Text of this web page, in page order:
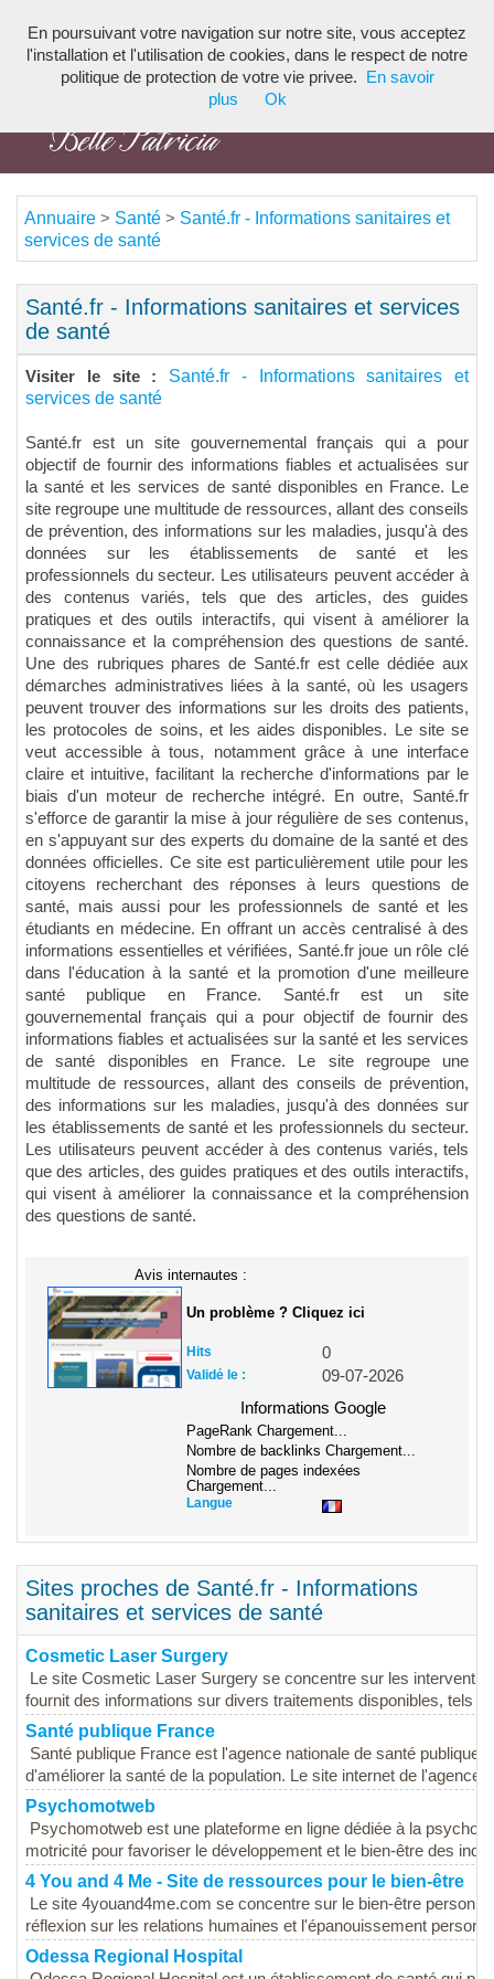
Annuaire > Santé > Santé.fr - Informations sanitaires et
services de santé
Santé.fr - Informations sanitaires et services
de santé
Visiter le site : Santé.fr - Informations sanitaires et
services de santé
Santé.fr est un site gouvernemental français qui a pour
objectif de fournir des informations fiables et actualisées sur
la santé et les services de santé disponibles en France. Le
site regroupe une multitude de ressources, allant des conseils
de prévention, des informations sur les maladies, jusqu'à des
données sur les établissements de santé et les
professionnels du secteur. Les utilisateurs peuvent accéder à
des contenus variés, tels que des articles, des guides
pratiques et des outils interactifs, qui visent à améliorer la
connaissance et la compréhension des questions de santé.
Une des rubriques phares de Santé.fr est celle dédiée aux
démarches administratives liées à la santé, où les usagers
peuvent trouver des informations sur les droits des patients,
les protocoles de soins, et les aides disponibles. Le site se
veut accessible à tous, notamment grâce à une interface
claire et intuitive, facilitant la recherche d'informations par le
biais d'un moteur de recherche intégré. En outre, Santé.fr
s'efforce de garantir la mise à jour régulière de ses contenus,
en s'appuyant sur des experts du domaine de la santé et des
données officielles. Ce site est particulièrement utile pour les
citoyens recherchant des réponses à leurs questions de
santé, mais aussi pour les professionnels de santé et les
étudiants en médecine. En offrant un accès centralisé à des
informations essentielles et vérifiées, Santé.fr joue un rôle clé
dans l'éducation à la santé et la promotion d'une meilleure
santé publique en France. Santé.fr est un site
gouvernemental français qui a pour objectif de fournir des
informations fiables et actualisées sur la santé et les services
de santé disponibles en France. Le site regroupe une
multitude de ressources, allant des conseils de prévention,
des informations sur les maladies, jusqu'à des données sur
les établissements de santé et les professionnels du secteur.
Les utilisateurs peuvent accéder à des contenus variés, tels
que des articles, des guides pratiques et des outils interactifs,
qui visent à améliorer la connaissance et la compréhension
des questions de santé.
Avis internautes :
Un problème ? Cliquez ici
Hits 0
Validé le :
09-07-2026
Informations Google
PageRank Chargement...
Nombre de backlinks Chargement...
Nombre de pages indexées
Chargement...
Langue
Sites proches de Santé.fr - Informations
sanitaires et services de santé
Cosmetic Laser Surgery
Le site Cosmetic Laser Surgery se concentre sur les
fournit des informations sur divers traitements disponibles, tels
Santé publique France
Santé publique France est l'agence nationale de santé publique
d'améliorer la santé de la population. Le site internet de l'agence
Psychomotweb
Psychomotweb est une plateforme en ligne dédiée à la
motricité pour favoriser le développement et le bien-être des
4 You and 4 Me - Site de ressources pour le bien-être
Le site 4youand4me.com se concentre sur le bien-être
réflexion sur les relations humaines et l'épanouissement
Odessa Regional Hospital
En poursuivant votre navigation sur notre site, vous acceptez
l'installation et l'utilisation de cookies, dans le respect de notre
politique de protection de votre vie privee.
En savoir
plus
Ok